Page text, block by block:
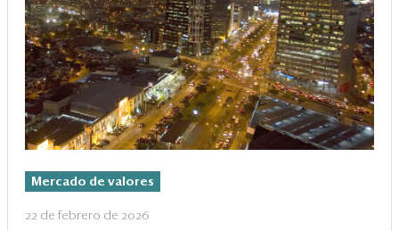
Mercado de valores
22 de febrero de 2026